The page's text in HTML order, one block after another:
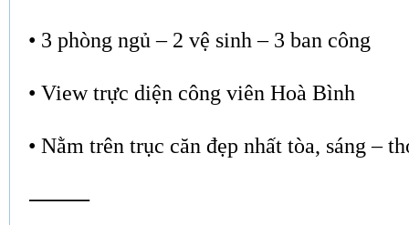
• 3 phòng ngủ – 2 vệ sinh – 3 ban công
• View trực diện công viên Hoà Bình
• Nằm trên trục căn đẹp nhất tòa, sáng –
⸻